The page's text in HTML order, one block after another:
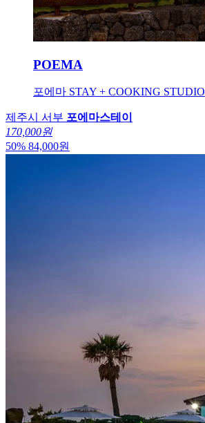
POEMA
포에마 STAY + COOKING STUDIO
제주시 서부 포에마스테이
170,000원
50% 84,000원